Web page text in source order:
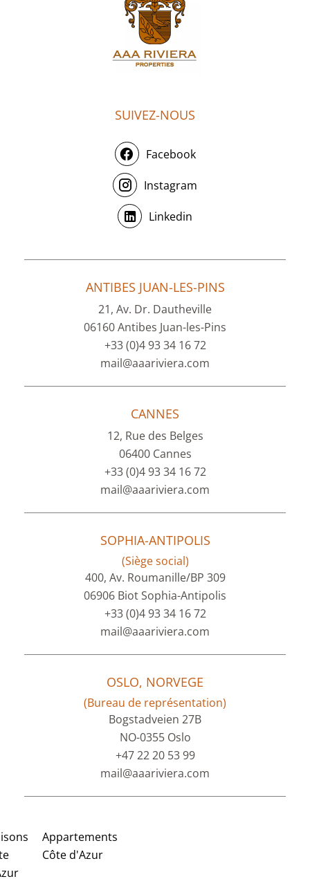
SUIVEZ-NOUS
Facebook
Instagram
Linkedin
ANTIBES JUAN-LES-PINS
21, Av. Dr. Dautheville
06160 Antibes Juan-les-Pins
+33 (0)4 93 34 16 72
mail@aaariviera.com
CANNES
12, Rue des Belges
06400 Cannes
+33 (0)4 93 34 16 72
mail@aaariviera.com
SOPHIA-ANTIPOLIS
(Siège social)
400, Av. Roumanille/BP 309
06906 Biot Sophia-Antipolis
+33 (0)4 93 34 16 72
mail@aaariviera.com
OSLO, NORVEGE
(Bureau de représentation)
Bogstadveien 27B
NO-0355 Oslo
+47 22 20 53 99
mail@aaariviera.com
Appartements
Côte d'Azur